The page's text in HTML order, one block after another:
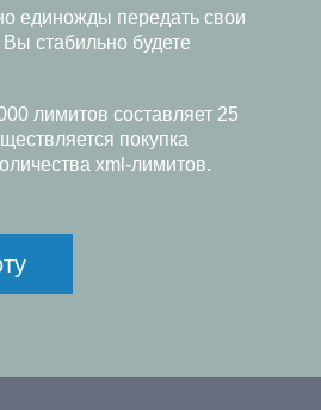
единожды передать свои
стабильно будете
лимитов составляет 25
покупка
xml-лимитов.